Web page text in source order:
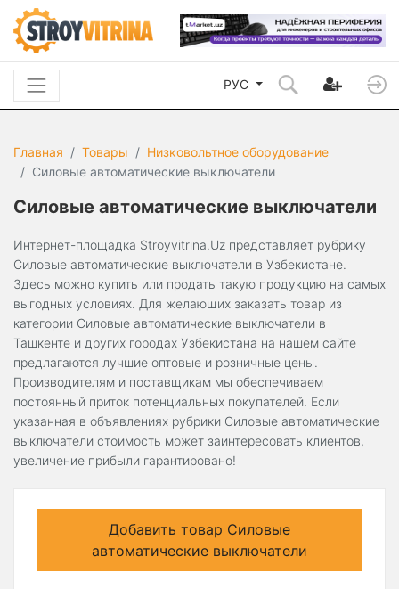
РУС
Главная Товары
Низковольтное оборудование
Силовые автоматические выключатели
Силовые автоматические выключатели
Интернет-площадка Stroyvitrina.Uz представляет рубрику
Силовые автоматические выключатели в Узбекистане.
Здесь можно купить или продать такую продукцию на самых
выгодных условиях. Для желающих заказать товар из
категории Силовые автоматические выключатели в
Ташкенте и других городах Узбекистана на нашем сайте
предлагаются лучшие оптовые и розничные цены.
Производителям и поставщикам мы обеспечиваем
постоянный приток потенциальных покупателей. Если
указанная в объявлениях рубрики Силовые автоматические
выключатели стоимость может заинтересовать клиентов,
увеличение прибыли гарантировано!
Добавить товар Силовые
автоматические выключатели